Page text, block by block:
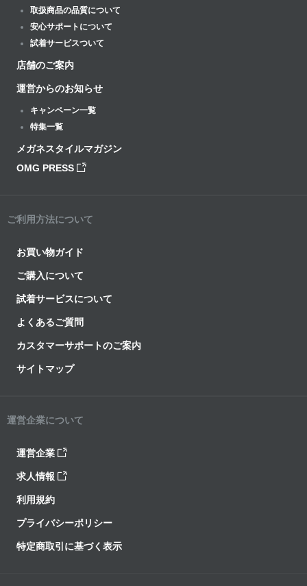
取扱商品の品質について
安心サポートについて
試着サービスついて
店舗のご案内
運営からのお知らせ
キャンペーン一覧
特集一覧
メガネスタイルマガジン
OMG PRESS
ご利用方法について
お買い物ガイド
ご購入について
試着サービスについて
よくあるご質問
カスタマーサポートのご案内
サイトマップ
運営企業について
運営企業
求人情報
利用規約
プライバシーポリシー
特定商取引に基づく表示